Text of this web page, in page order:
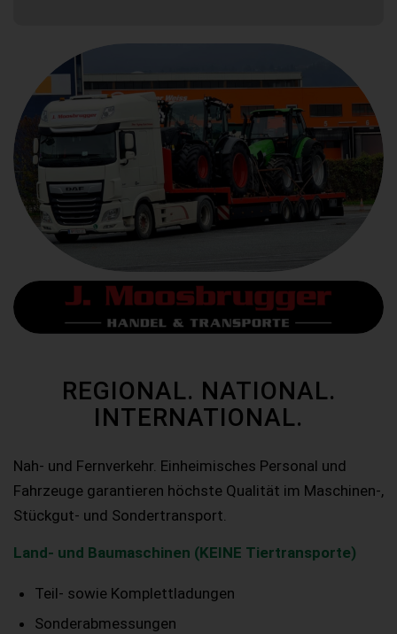
REGIONAL. NATIONAL.
INTERNATIONAL.
Nah- und Fernverkehr. Einheimisches Personal und
Fahrzeuge garantieren höchste Qualität im Maschinen-,
Stückgut- und Sondertransport.
Land- und Baumaschinen (KEINE Tiertransporte)
Teil- sowie Komplettladungen
Sonderabmessungen